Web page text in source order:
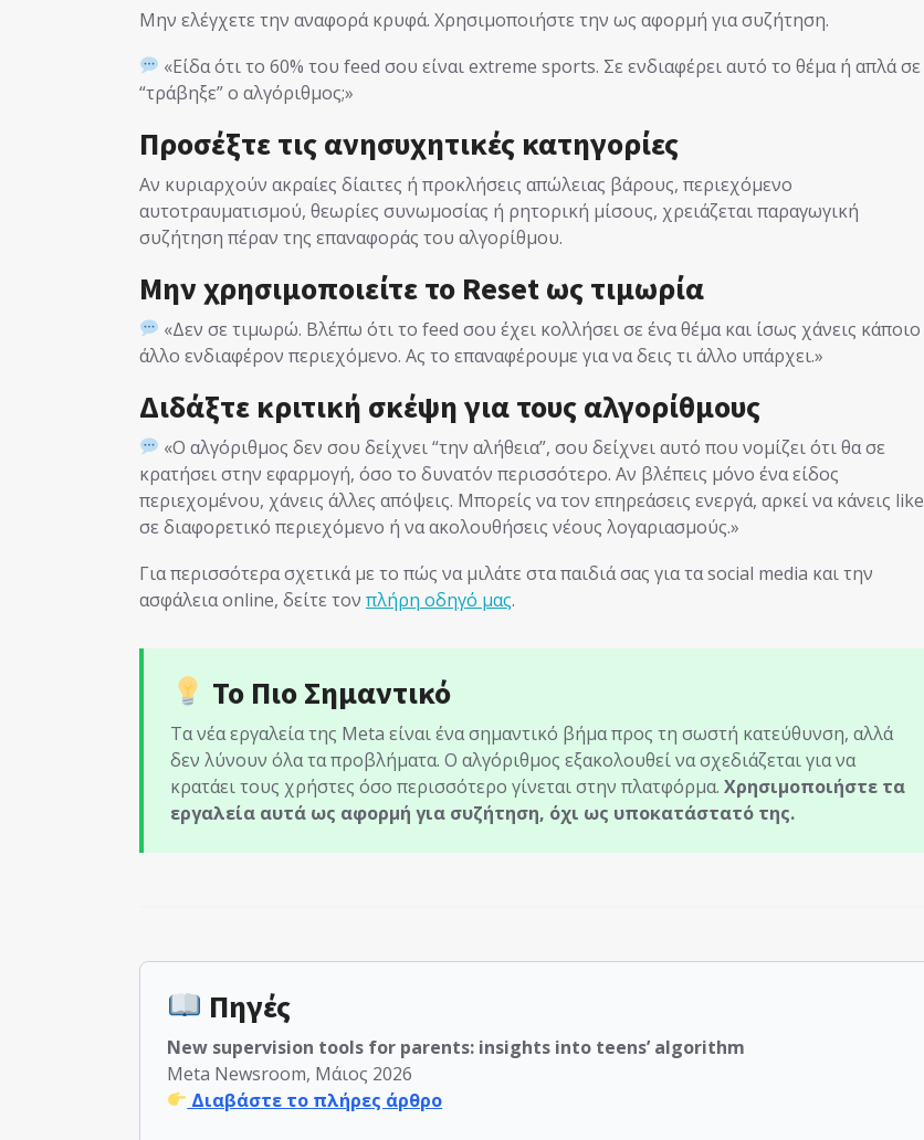
Μην ελέγχετε την αναφορά κρυφά. Χρησιμοποιήστε την ως αφορμή για συζήτηση.
«Είδα ότι το 60% του feed σου είναι extreme sports. Σε ενδιαφέρει αυτό το θέμα ή απλά σε
“τράβηξε” ο αλγόριθμος;»
Προσέξτε τις ανησυχητικές κατηγορίες
Αν κυριαρχούν ακραίες δίαιτες ή προκλήσεις απώλειας βάρους, περιεχόμενο
αυτοτραυματισμού, θεωρίες συνωμοσίας ή ρητορική μίσους, χρειάζεται παραγωγική
συζήτηση πέραν της επαναφοράς του αλγορίθμου.
Μην χρησιμοποιείτε το Reset ως τιμωρία
«Δεν σε τιμωρώ. Βλέπω ότι το feed σου έχει κολλήσει σε ένα θέμα και ίσως χάνεις κάποιο
άλλο ενδιαφέρον περιεχόμενο. Ας το επαναφέρουμε για να δεις τι άλλο υπάρχει.»
Διδάξτε κριτική σκέψη για τους αλγορίθμους
«Ο αλγόριθμος δεν σου δείχνει “την αλήθεια”, σου δείχνει αυτό που νομίζει ότι θα σε
κρατήσει στην εφαρμογή, όσο το δυνατόν περισσότερο. Αν βλέπεις μόνο ένα είδος
περιεχομένου, χάνεις άλλες απόψεις. Μπορείς να τον επηρεάσεις ενεργά, αρκεί να κάνεις like
σε διαφορετικό περιεχόμενο ή να ακολουθήσεις νέους λογαριασμούς.»
Για περισσότερα σχετικά με το πώς να μιλάτε στα παιδιά σας για τα social media και την
ασφάλεια online, δείτε τον πλήρη οδηγό μας.
Το Πιο Σημαντικό
Τα νέα εργαλεία της Meta είναι ένα σημαντικό βήμα προς τη σωστή κατεύθυνση, αλλά
δεν λύνουν όλα τα προβλήματα. Ο αλγόριθμος εξακολουθεί να σχεδιάζεται για να
κρατάει τους χρήστες όσο περισσότερο γίνεται στην πλατφόρμα. Χρησιμοποιήστε τα
εργαλεία αυτά ως αφορμή για συζήτηση, όχι ως υποκατάστατό της.
Πηγές
New supervision tools for parents: insights into teens’ algorithm
Meta Newsroom, Μάιος 2026
Διαβάστε το πλήρες άρθρο